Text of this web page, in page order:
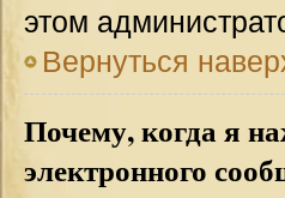
этом
Вернуться
Почему, когда я
электронного